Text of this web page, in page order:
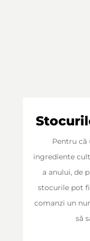
Pentru că
ingrediente
a anului, de
stocurile pot
comanzi un
să